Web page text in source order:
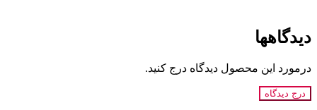
دیدگاهها
درمورد این محصول دیدگاه درج کنید.
درج دیدگاه